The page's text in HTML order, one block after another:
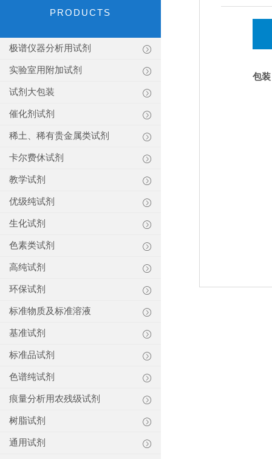
PRODUCTS
极谱仪器分析用试剂
实验室用附加试剂
试剂大包装
催化剂试剂
稀土、稀有贵金属类试剂
卡尔费休试剂
教学试剂
优级纯试剂
生化试剂
色素类试剂
高纯试剂
环保试剂
标准物质及标准溶液
基准试剂
标准品试剂
色谱纯试剂
痕量分析用农残级试剂
树脂试剂
通用试剂
包